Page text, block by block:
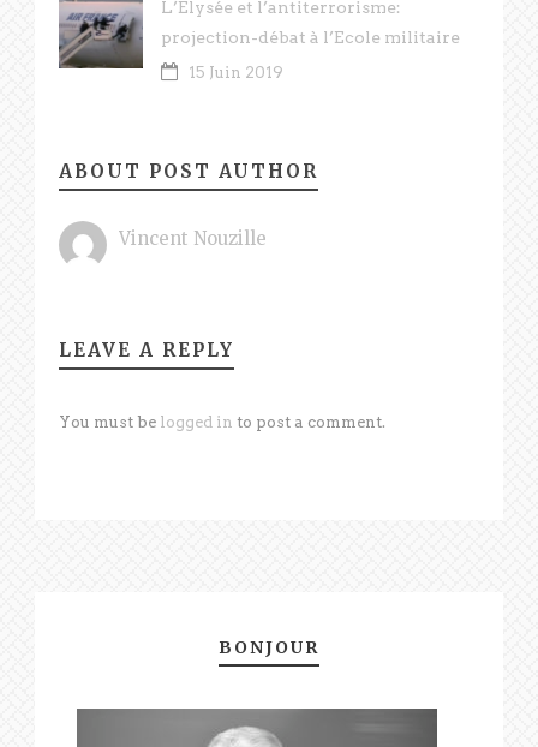
L’Elysée et l’antiterrorisme:
projection-débat à l’Ecole militaire
15 Juin 2019
ABOUT POST AUTHOR
Vincent Nouzille
LEAVE A REPLY
You must be logged in to post a comment.
BONJOUR